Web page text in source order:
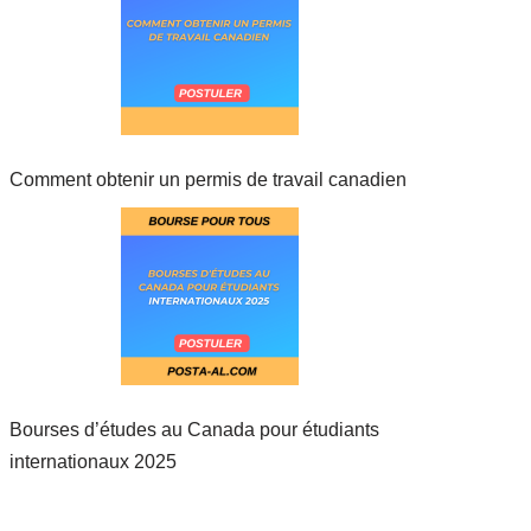
Comment obtenir un permis de travail canadien
Bourses d’études au Canada pour étudiants
internationaux 2025